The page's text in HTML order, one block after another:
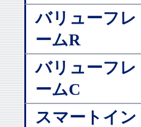
バリューフレ
ームR
バリューフレ
ームC
スマートイン